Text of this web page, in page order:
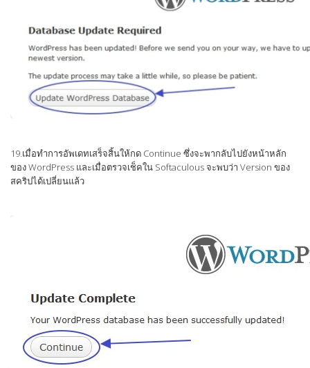
19.เมื่อทำการอัพเดทเสร็จสิ้นให้กด Continue ซึ่งจะพากลับไปยังหน้าหลัก
ของ WordPress และเมื่อตรวจเช็คใน Softaculous จะพบว่า Version ของ
สคริปได้เปลี่ยนแล้ว